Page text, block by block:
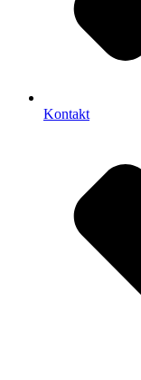
Kontakt